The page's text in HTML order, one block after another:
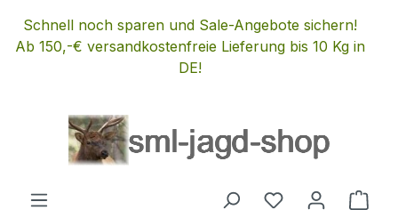
Zum Hauptinhalt springen
Schnell noch sparen und Sale-Angebote sichern!
Ab 150,-€ versandkostenfreie Lieferung bis 10 Kg in
DE!
Du hast 0